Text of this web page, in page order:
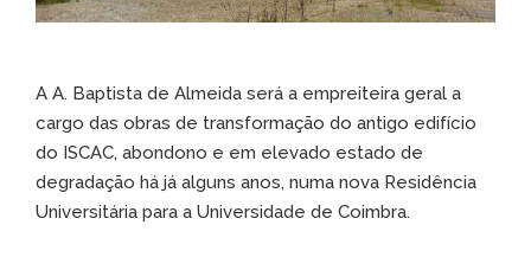
A A. Baptista de Almeida será a empreiteira geral a
cargo das obras de transformação do antigo edifício
do ISCAC, abondono e em elevado estado de
degradação há já alguns anos, numa nova Residência
Universitária para a Universidade de Coimbra.